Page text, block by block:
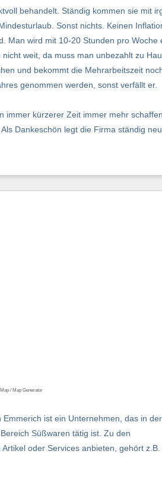
behandelt. Ständig kommen sie mit
Sonst nichts. Keinen
Man wird mit 10-20 Stunden pro
weit, da muss man unbezahlt zu
und bekommt die Mehrarbeitszeit
genommen werden, sonst verfällt er.
kürzerer Zeit immer mehr
Dankeschön legt die Firma ständig
/ Map Generator
ist ein Unternehmen, das in der
Süßwaren tätig ist. Zu den
oder Services anbieten, gehört z.B.